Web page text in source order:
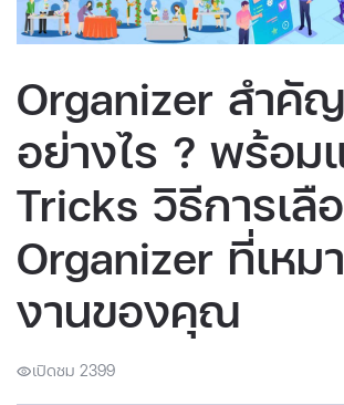
Organizer สำคัญ
อย่างไร ? พร้อม
Tricks วิธีการเลื
Organizer ที่เหม
งานของคุณ
เปิดชม 2399